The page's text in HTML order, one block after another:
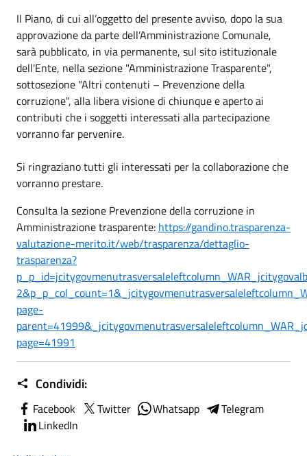
Il Piano, di cui all’oggetto del presente avviso, dopo la sua
approvazione da parte dell’Amministrazione Comunale,
sarà pubblicato, in via permanente, sul sito istituzionale
dell'Ente, nella sezione "Amministrazione Trasparente",
sottosezione "Altri contenuti – Prevenzione della
corruzione", alla libera visione di chiunque e aperto ai
contributi che i soggetti interessati alla partecipazione
vorranno far pervenire.
Si ringraziano tutti gli interessati per la collaborazione che
vorranno prestare.
Consulta la sezione Prevenzione della corruzione in
Amministrazione trasparente: https://gandino.trasparenza-
valutazione-merito.it/web/trasparenza/dettaglio-
trasparenza?
page-
page=41991
Condividi:
Facebook Twitter Whatsapp
Telegram
LinkedIn